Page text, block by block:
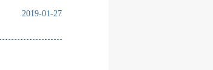
2019-01-27